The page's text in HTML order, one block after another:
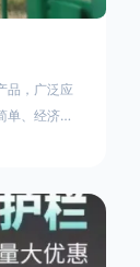
品，广泛应
单、经济实
形成网格结
用于与立柱
以增强耐腐